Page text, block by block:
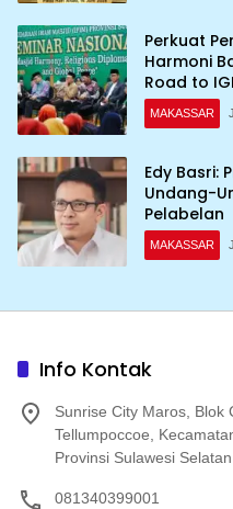
Perkuat
Harmoni
Road to
MAKASSAR
Edy Basri:
Undang-
Pelabelan
MAKASSAR
Info Kontak
Sunrise City Maros, Blok
Tellumpoccoe,
Provinsi Sulawesi Selatan
081340399001